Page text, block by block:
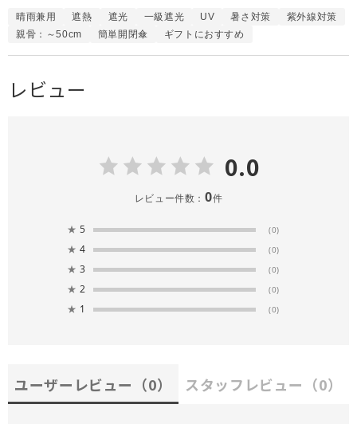
晴雨兼用 遮熱 遮光 一級遮光 UV 暑さ対策
紫外線対策
親骨：～50cm
簡単開閉傘 ギフトにおすすめ
レビュー
0.0
レビュー件数： 0件
★ 5 (0)
★ 4 (0)
★ 3 (0)
★ 2 (0)
★ 1 (0)
ユーザーレビュー （0） スタッフレビュー （0）